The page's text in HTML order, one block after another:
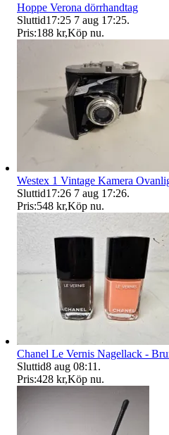
Hoppe Verona dörrhandtag
Sluttid17:25 7 aug 17:25.
Pris:188 kr,Köp nu.
Westex 1 Vintage Kamera
Sluttid17:26 7 aug 17:26.
Pris:548 kr,Köp nu.
Chanel Le Vernis Nagellack -
Sluttid8 aug 08:11 .
Pris:428 kr,Köp nu.